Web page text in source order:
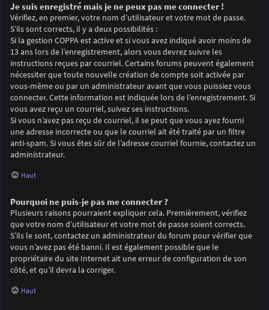
Je suis enregistré mais je ne peux pas me connecter !
Vérifiez, en premier, votre nom d’utilisateur et votre mot de passe.
S’ils sont corrects, il y a deux possibilités :
Si la gestion COPPA est active et si vous avez indiqué avoir moins de
13 ans lors de l’enregistrement, alors vous devrez suivre les
instructions reçues par courriel. Certains forums peuvent également
nécessiter que toute nouvelle création de compte soit activée par
vous-même ou par un administrateur avant que vous puissiez vous
connecter. Cette information est indiquée lors de l’enregistrement. Si
vous avez reçu un courriel, suivez ses instructions.
Si vous n’avez pas reçu de courriel, il se peut que vous ayez fourni
une adresse incorrecte ou que le courriel ait été traité par un filtre
anti-spam. Si vous êtes sûr de l’adresse courriel fournie, contactez un
administrateur.
Haut
Pourquoi ne puis-je pas me connecter ?
Plusieurs raisons pourraient expliquer cela. Premièrement, vérifiez
que votre nom d’utilisateur et votre mot de passe soient corrects.
S’ils le sont, contactez un administrateur du forum pour vérifier que
vous n’avez pas été banni. Il est également possible que le
propriétaire du site Internet ait une erreur de configuration de son
côté, et qu’il devra la corriger.
Haut